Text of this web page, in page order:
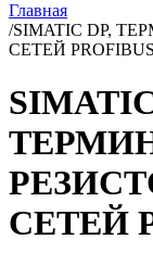
Главная
/SIMATIC DP,
СЕТЕЙ
СЕТЕЙ